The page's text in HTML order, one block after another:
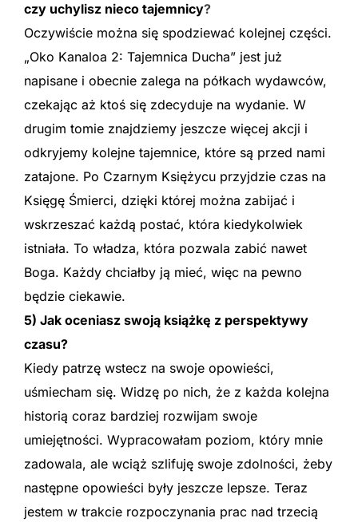
czy uchylisz nieco tajemnicy?
Oczywiście można się spodziewać kolejnej części.
„Oko Kanaloa 2: Tajemnica Ducha” jest już
napisane i obecnie zalega na półkach wydawców,
czekając aż ktoś się zdecyduje na wydanie. W
drugim tomie znajdziemy jeszcze więcej akcji i
odkryjemy kolejne tajemnice, które są przed nami
zatajone. Po Czarnym Księżycu przyjdzie czas na
Księgę Śmierci, dzięki której można zabijać i
wskrzeszać każdą postać, która kiedykolwiek
istniała. To władza, która pozwala zabić nawet
Boga. Każdy chciałby ją mieć, więc na pewno
będzie ciekawie.
5) Jak oceniasz swoją książkę z perspektywy
czasu?
Kiedy patrzę wstecz na swoje opowieści,
uśmiecham się. Widzę po nich, że z każda kolejna
historią coraz bardziej rozwijam swoje
umiejętności. Wypracowałam poziom, który mnie
zadowala, ale wciąż szlifuję swoje zdolności, żeby
następne opowieści były jeszcze lepsze. Teraz
jestem w trakcie rozpoczynania prac nad trzecią